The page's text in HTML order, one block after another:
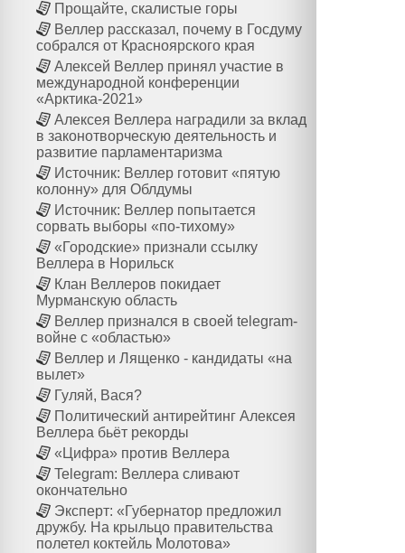
Прощайте, скалистые горы
Веллер рассказал, почему в Госдуму
собрался от Красноярского края
Алексей Веллер принял участие в
международной конференции
«Арктика-2021»
Алексея Веллера наградили за вклад
в законотворческую деятельность и
развитие парламентаризма
Источник: Веллер готовит «пятую
колонну» для Облдумы
Источник: Веллер попытается
сорвать выборы «по-тихому»
«Городские» признали ссылку
Веллера в Норильск
Клан Веллеров покидает
Мурманскую область
Веллер признался в своей telegram-
войне с «областью»
Веллер и Лященко - кандидаты «на
вылет»
Гуляй, Вася?
Политический антирейтинг Алексея
Веллера бьёт рекорды
«Цифра» против Веллера
Telegram: Веллера сливают
окончательно
Эксперт: «Губернатор предложил
дружбу. На крыльцо правительства
полетел коктейль Молотова»